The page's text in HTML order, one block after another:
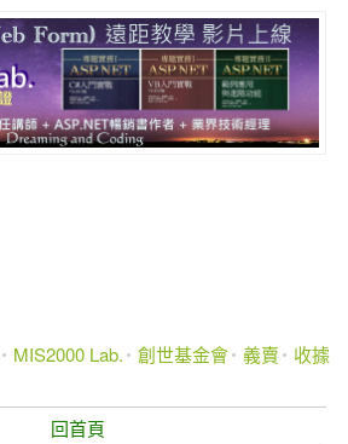
MIS2000 Lab. 創世基金會 義賣 收據
回首頁